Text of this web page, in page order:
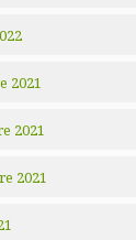
2021
2021
2021